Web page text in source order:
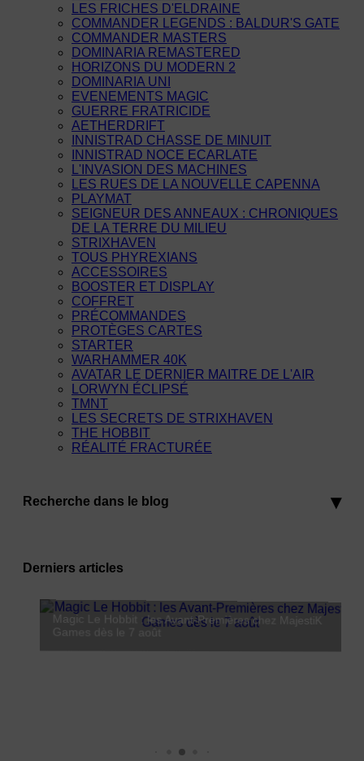
LES FRICHES D'ELDRAINE
COMMANDER LEGENDS : BALDUR'S GATE
COMMANDER MASTERS
DOMINARIA REMASTERED
HORIZONS DU MODERN 2
DOMINARIA UNI
EVENEMENTS MAGIC
GUERRE FRATRICIDE
AETHERDRIFT
INNISTRAD CHASSE DE MINUIT
INNISTRAD NOCE ECARLATE
L'INVASION DES MACHINES
LES RUES DE LA NOUVELLE CAPENNA
PLAYMAT
SEIGNEUR DES ANNEAUX : CHRONIQUES
DE LA TERRE DU MILIEU
STRIXHAVEN
TOUS PHYREXIANS
ACCESSOIRES
BOOSTER ET DISPLAY
COFFRET
PRÉCOMMANDES
PROTÈGES CARTES
STARTER
WARHAMMER 40K
AVATAR LE DERNIER MAITRE DE L'AIR
LORWYN ÉCLIPSÉ
TMNT
LES SECRETS DE STRIXHAVEN
THE HOBBIT
RÉALITÉ FRACTURÉE
Recherche dans le blog
Derniers articles
Lorcana Hyperia City : Coco débarque le 23 octobre
Magic Le Hobbit : les Avant-Premières chez MajestiK
Games dès le 7 aoûtMajestiK Games à Paris est Ludique 2026 : on vous y